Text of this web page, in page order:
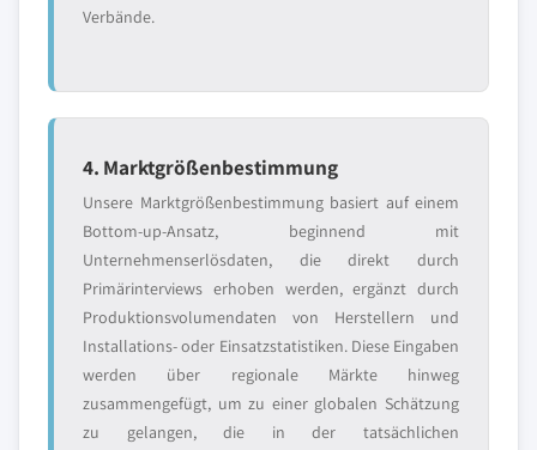
Verbände.
4. Marktgrößenbestimmung
Unsere Marktgrößenbestimmung basiert auf einem
Bottom-up-Ansatz, beginnend mit
Unternehmenserlösdaten, die direkt durch
Primärinterviews erhoben werden, ergänzt durch
Produktionsvolumendaten von Herstellern und
Installations- oder Einsatzstatistiken. Diese Eingaben
werden über regionale Märkte hinweg
zusammengefügt, um zu einer globalen Schätzung
zu gelangen, die in der tatsächlichen